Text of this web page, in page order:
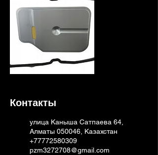
Контакты
улица Каныша Сатпаева 64,
Алматы 050046, Казахстан
+77772580309
pzm3272708@gmail.com